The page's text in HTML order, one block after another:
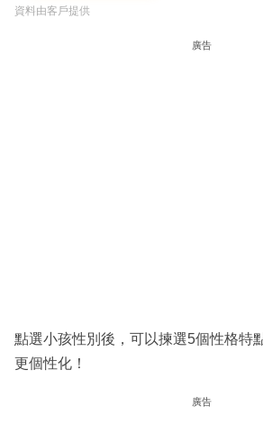
資料由客戶提供
廣告
點選小孩性別後，可以揀選5個性格特
更個性化！
廣告